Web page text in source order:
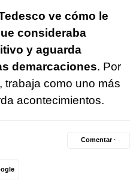
ve cómo le
consideraba
y aguarda
demarcaciones. Por
trabaja como uno más
acontecimientos.
Comentar ·